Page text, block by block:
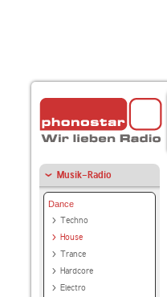
Musik-Radio
Dance
Techno
House
Trance
Hardcore
Electro